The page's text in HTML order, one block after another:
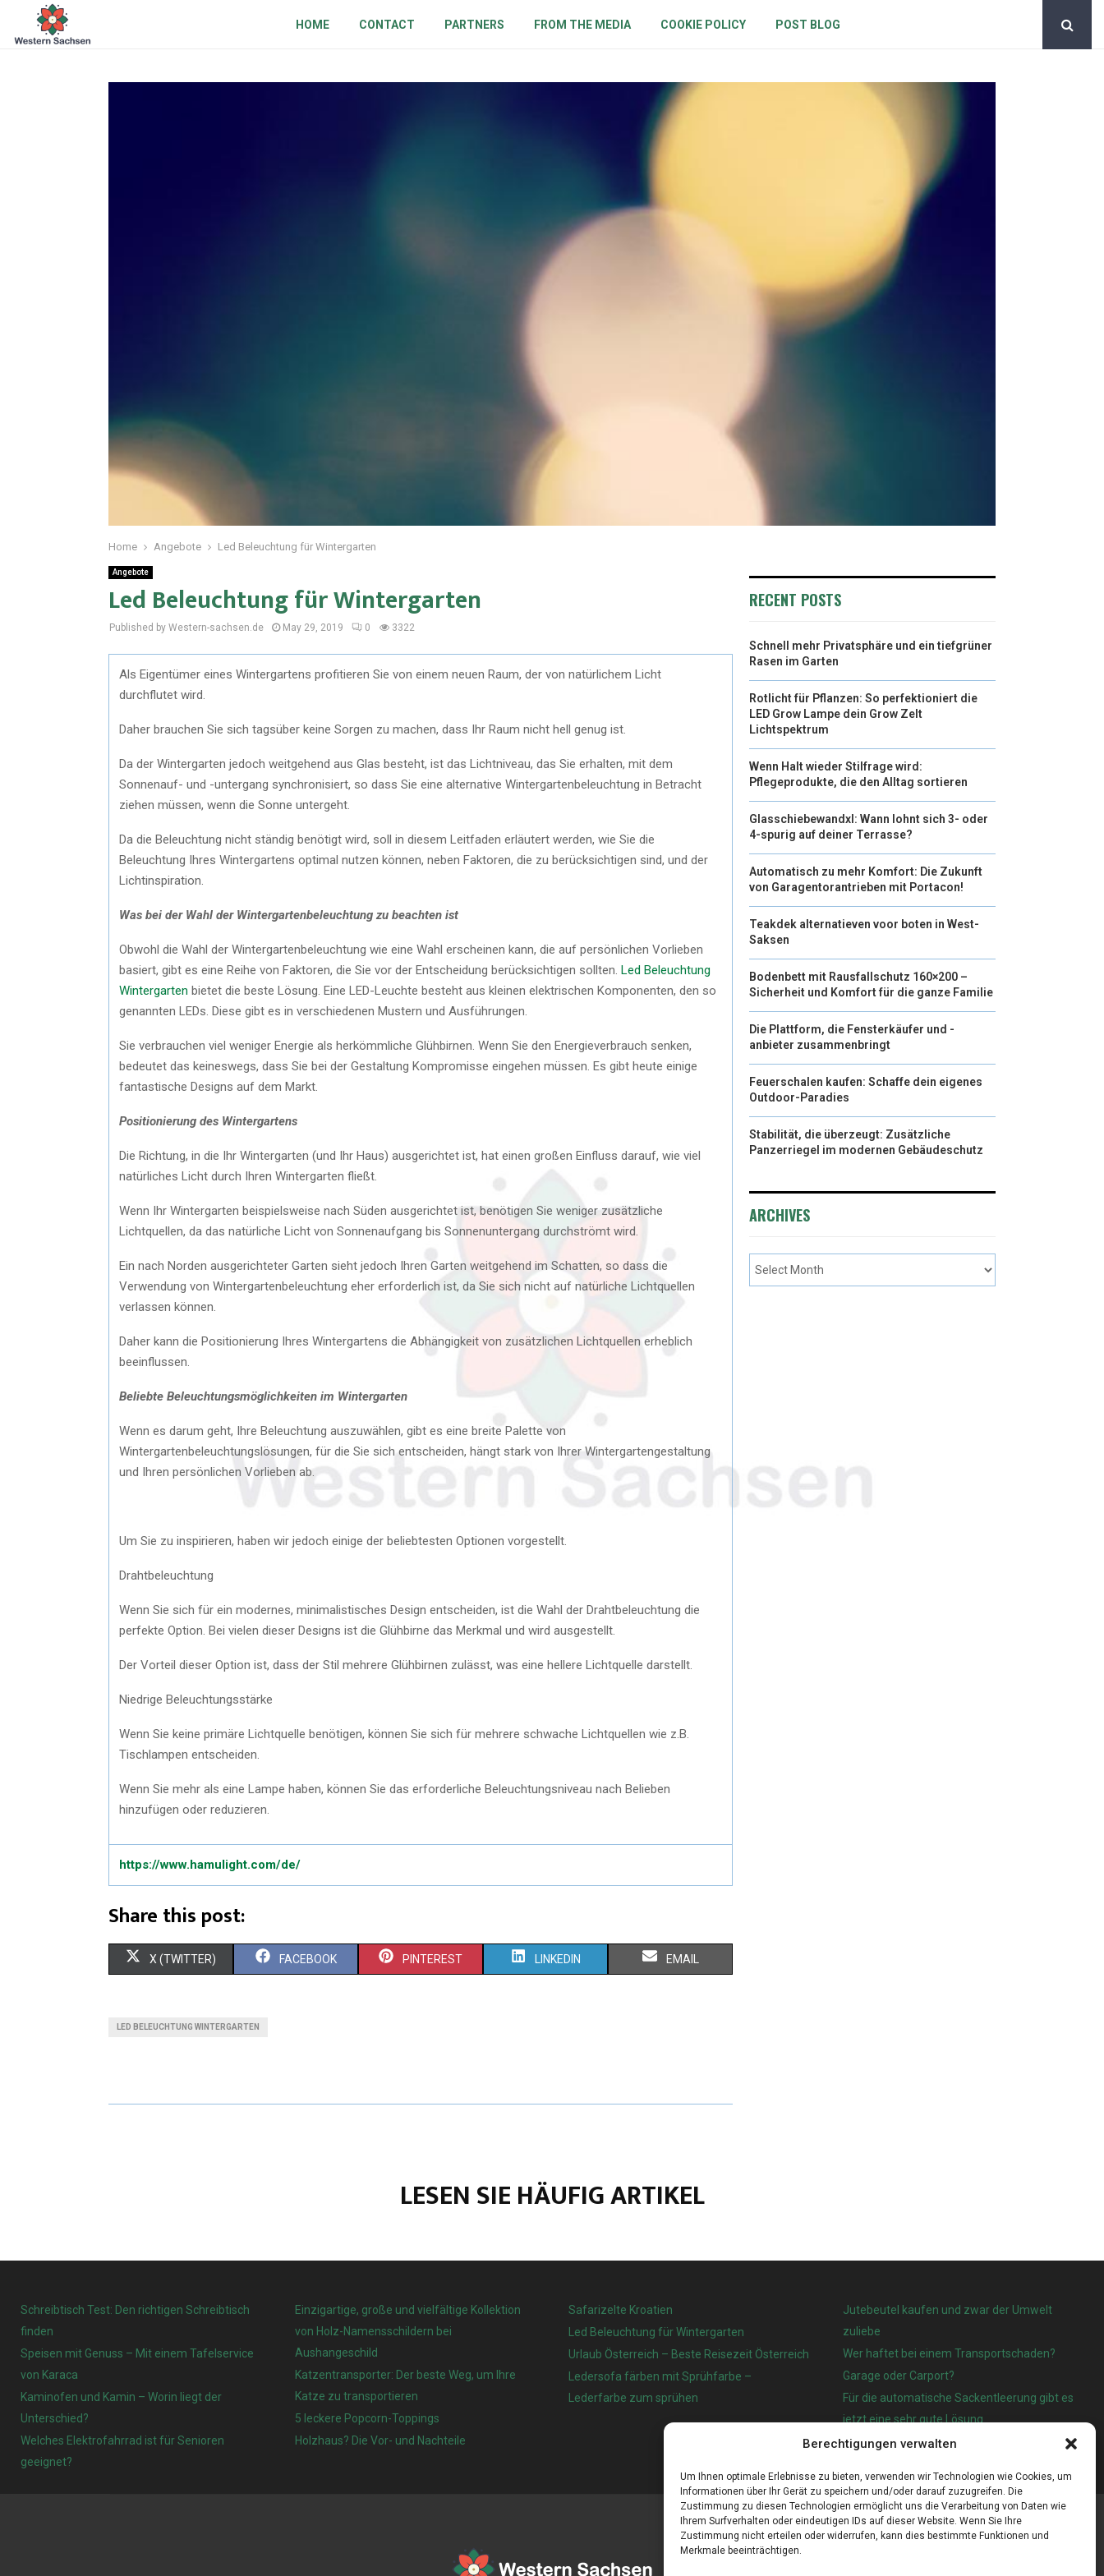
Berechtigungen verwalten
Um Ihnen optimale Erlebnisse zu bieten, verwenden wir Technologien wie Cookies, um
Informationen über Ihr Gerät zu speichern und/oder darauf zuzugreifen. Die
Zustimmung zu diesen Technologien ermöglicht uns die Verarbeitung von Daten wie
Ihrem Surfverhalten oder eindeutigen IDs auf dieser Website. Wenn Sie Ihre
Zustimmung nicht erteilen oder widerrufen, kann dies bestimmte Funktionen und
Merkmale beeinträchtigen.
HOME CONTACT PARTNERS FROM THE MEDIA COOKIE POLICY POST BLOG
Home Angebote Led Beleuchtung für Wintergarten
Angebote
Led Beleuchtung für Wintergarten
Published by Western-sachsen.de May 29, 2019 0 3322
Als Eigentümer eines Wintergartens profitieren Sie von einem neuen Raum, der von natürlichem Licht
durchflutet wird.
Daher brauchen Sie sich tagsüber keine Sorgen zu machen, dass Ihr Raum nicht hell genug ist.
Da der Wintergarten jedoch weitgehend aus Glas besteht, ist das Lichtniveau, das Sie erhalten, mit dem
Sonnenauf- und -untergang synchronisiert, so dass Sie eine alternative Wintergartenbeleuchtung in Betracht
ziehen müssen, wenn die Sonne untergeht.
Da die Beleuchtung nicht ständig benötigt wird, soll in diesem Leitfaden erläutert werden, wie Sie die
Beleuchtung Ihres Wintergartens optimal nutzen können, neben Faktoren, die zu berücksichtigen sind, und der
Lichtinspiration.
Was bei der Wahl der Wintergartenbeleuchtung zu beachten ist
Obwohl die Wahl der Wintergartenbeleuchtung wie eine Wahl erscheinen kann, die auf persönlichen Vorlieben
basiert, gibt es eine Reihe von Faktoren, die Sie vor der Entscheidung berücksichtigen sollten. Led Beleuchtung
Wintergarten bietet die beste Lösung. Eine LED-Leuchte besteht aus kleinen elektrischen Komponenten, den so
genannten LEDs. Diese gibt es in verschiedenen Mustern und Ausführungen.
Sie verbrauchen viel weniger Energie als herkömmliche Glühbirnen. Wenn Sie den Energieverbrauch senken,
bedeutet das keineswegs, dass Sie bei der Gestaltung Kompromisse eingehen müssen. Es gibt heute einige
fantastische Designs auf dem Markt.
Positionierung des Wintergartens
Die Richtung, in die Ihr Wintergarten (und Ihr Haus) ausgerichtet ist, hat einen großen Einfluss darauf, wie viel
natürliches Licht durch Ihren Wintergarten fließt.
Wenn Ihr Wintergarten beispielsweise nach Süden ausgerichtet ist, benötigen Sie weniger zusätzliche
Lichtquellen, da das natürliche Licht von Sonnenaufgang bis Sonnenuntergang durchströmt wird.
Ein nach Norden ausgerichteter Garten sieht jedoch Ihren Garten weitgehend im Schatten, so dass die
Verwendung von Wintergartenbeleuchtung eher erforderlich ist, da Sie sich nicht auf natürliche Lichtquellen
verlassen können.
Daher kann die Positionierung Ihres Wintergartens die Abhängigkeit von zusätzlichen Lichtquellen erheblich
beeinflussen.
Beliebte Beleuchtungsmöglichkeiten im Wintergarten
Wenn es darum geht, Ihre Beleuchtung auszuwählen, gibt es eine breite Palette von
Wintergartenbeleuchtungslösungen, für die Sie sich entscheiden, hängt stark von Ihrer Wintergartengestaltung
und Ihren persönlichen Vorlieben ab.
Um Sie zu inspirieren, haben wir jedoch einige der beliebtesten Optionen vorgestellt.
Drahtbeleuchtung
Wenn Sie sich für ein modernes, minimalistisches Design entscheiden, ist die Wahl der Drahtbeleuchtung die
perfekte Option. Bei vielen dieser Designs ist die Glühbirne das Merkmal und wird ausgestellt.
Der Vorteil dieser Option ist, dass der Stil mehrere Glühbirnen zulässt, was eine hellere Lichtquelle darstellt.
Niedrige Beleuchtungsstärke
Wenn Sie keine primäre Lichtquelle benötigen, können Sie sich für mehrere schwache Lichtquellen wie z.B.
Tischlampen entscheiden.
Wenn Sie mehr als eine Lampe haben, können Sie das erforderliche Beleuchtungsniveau nach Belieben
hinzufügen oder reduzieren.
https://www.hamulight.com/de/
Share this post:
X (TWITTER) FACEBOOK PINTEREST LINKEDIN EMAIL
LED BELEUCHTUNG WINTERGARTEN
RECENT POSTS
Schnell mehr Privatsphäre und ein tiefgrüner
Rasen im Garten
Rotlicht für Pflanzen: So perfektioniert die
LED Grow Lampe dein Grow Zelt
Lichtspektrum
Wenn Halt wieder Stilfrage wird:
Pflegeprodukte, die den Alltag sortieren
Glasschiebewandxl: Wann lohnt sich 3- oder
4-spurig auf deiner Terrasse?
Automatisch zu mehr Komfort: Die Zukunft
von Garagentorantrieben mit Portacon!
Teakdek alternatieven voor boten in West-
Saksen
Bodenbett mit Rausfallschutz 160×200 –
Sicherheit und Komfort für die ganze Familie
Die Plattform, die Fensterkäufer und -
anbieter zusammenbringt
Feuerschalen kaufen: Schaffe dein eigenes
Outdoor-Paradies
Stabilität, die überzeugt: Zusätzliche
Panzerriegel im modernen Gebäudeschutz
ARCHIVES
LESEN SIE HÄUFIG ARTIKEL
Schreibtisch Test: Den richtigen Schreibtisch
finden
Speisen mit Genuss – Mit einem Tafelservice
von Karaca
Kaminofen und Kamin – Worin liegt der
Unterschied?
Welches Elektrofahrrad ist für Senioren
geeignet?
Einzigartige, große und vielfältige Kollektion
von Holz-Namensschildern bei
Aushangeschild
Katzentransporter: Der beste Weg, um Ihre
Katze zu transportieren
5 leckere Popcorn-Toppings
Holzhaus? Die Vor- und Nachteile
Safarizelte Kroatien
Led Beleuchtung für Wintergarten
Urlaub Österreich – Beste Reisezeit Österreich
Ledersofa färben mit Sprühfarbe –
Lederfarbe zum sprühen
Jutebeutel kaufen und zwar der Umwelt
zuliebe
Wer haftet bei einem Transportschaden?
Garage oder Carport?
Für die automatische Sackentleerung gibt es
jetzt eine sehr gute Lösung